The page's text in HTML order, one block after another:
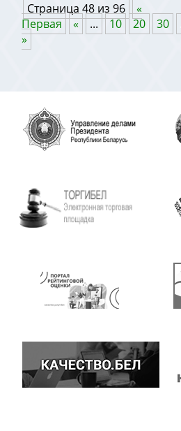
Страница 48 из 96
«
Первая
« ... 10 20 30
»